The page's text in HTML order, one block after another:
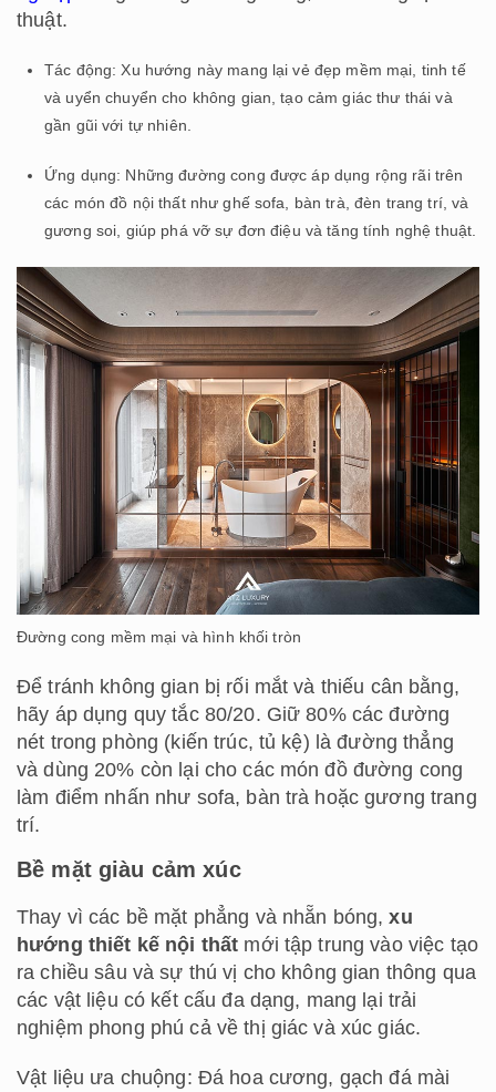
thuật.
Tác động: Xu hướng này mang lại vẻ đẹp mềm mại, tinh tế
và uyển chuyển cho không gian, tạo cảm giác thư thái và
gần gũi với tự nhiên.
Ứng dụng: Những đường cong được áp dụng rộng rãi trên
các món đồ nội thất như ghế sofa, bàn trà, đèn trang trí, và
gương soi, giúp phá vỡ sự đơn điệu và tăng tính nghệ thuật.
Đường cong mềm mại và hình khối tròn
Để tránh không gian bị rối mắt và thiếu cân bằng,
hãy áp dụng quy tắc 80/20. Giữ 80% các đường
nét trong phòng (kiến trúc, tủ kệ) là đường thẳng
và dùng 20% còn lại cho các món đồ đường cong
làm điểm nhấn như sofa, bàn trà hoặc gương trang
trí.
Bề mặt giàu cảm xúc
Thay vì các bề mặt phẳng và nhẵn bóng,xu
hướng thiết kế nội thất mới tập trung vào việc tạo
ra chiều sâu và sự thú vị cho không gian thông qua
các vật liệu có kết cấu đa dạng, mang lại trải
nghiệm phong phú cả về thị giác và xúc giác.
Vật liệu ưa chuộng: Đá hoa cương, gạch đá mài